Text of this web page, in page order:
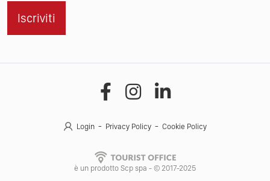
Iscriviti
Login Privacy Policy Cookie Policy
è un prodotto Scp spa - © 2017-2025